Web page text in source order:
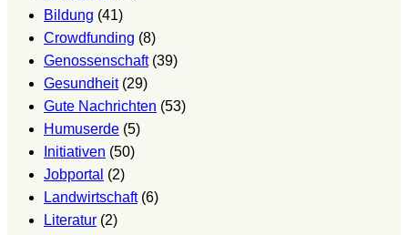
Klassik
bis
Jazz
(Workshop)
Bildung (41)
Crowdfunding (8)
Genossenschaft(39)
Gesundheit(29)
Gute Nachrichten (53)
Humuserde (5)
Initiativen (50)
Jobportal (2)
Landwirtschaft(6)
Literatur (2)